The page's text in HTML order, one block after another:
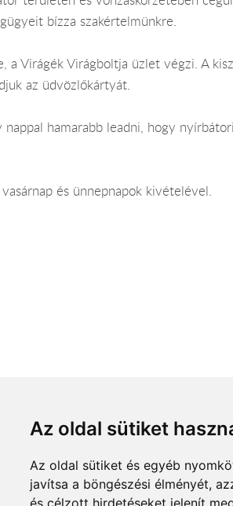
Az oldal sütiket
Az oldal sütiket és egyéb
javítsa a böngészési élményét,
és célzott hirdetéseket jelenít
bízza szakértelmünkre.
Virágék Virágboltja üzlet végzi. A
az üdvözlőkártyát.
hamarabb leadni, hogy
és ünnepnapok kivételével.
módok